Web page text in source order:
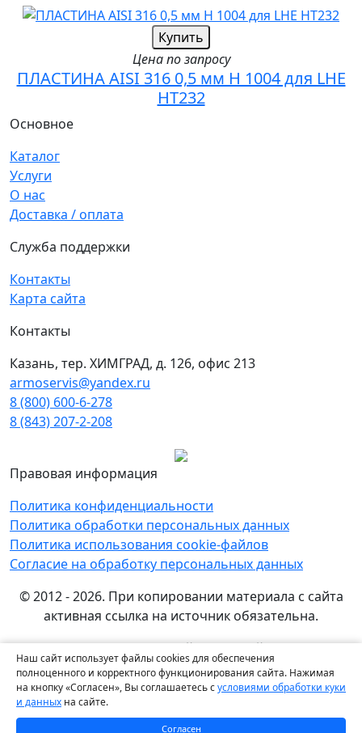
Купить
Цена по запросу
ПЛАСТИНА AISI 316 0,5 мм H 1004 для LHE
HT232
Наш сайт использует файлы cookies для обеспечения
полноценного и корректного функционирования сайта. Нажимая
на кнопку «Согласен», Вы соглашаетесь сусловиями обработки куки
и данных на сайте.
Согласен
Основное
Каталог
Услуги
О нас
Доставка / оплата
Служба поддержки
Контакты
Карта сайта
Контакты
Казань, тер. ХИМГРАД, д. 126, офис 213
armoservis@yandex.ru
8 (800) 600-6-278
8 (843) 207-2-208
Правовая информация
Политика конфиденциальности
Политика обработки персональных данных
Политика использования cookie-файлов
Согласие на обработку персональных данных
© 2012 - 2026. При копировании материала с сайта
активная ссылка на источник обязательна.
Названия производителей, компаний и товарные
знаки используются на сайте исключительно в
информационных (справочных) целях. Все товарные
знаки и фирменные наименования являются
собственностью их правообладателей.